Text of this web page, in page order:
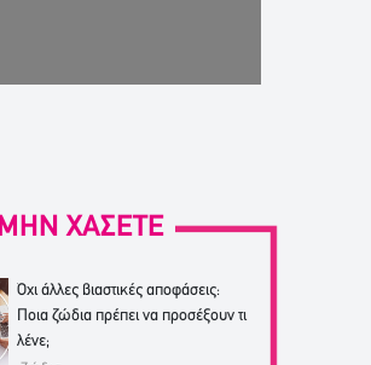
ΜΗΝ ΧΑΣΕΤΕ
Όχι άλλες βιαστικές αποφάσεις:
Ποια ζώδια πρέπει να προσέξουν τι
λένε;